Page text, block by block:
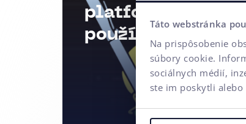
Táto webstránka
Na prispôsobenie
súbory cookie.
sociálnych médií,
ste im poskytli
platformy
používateľskom